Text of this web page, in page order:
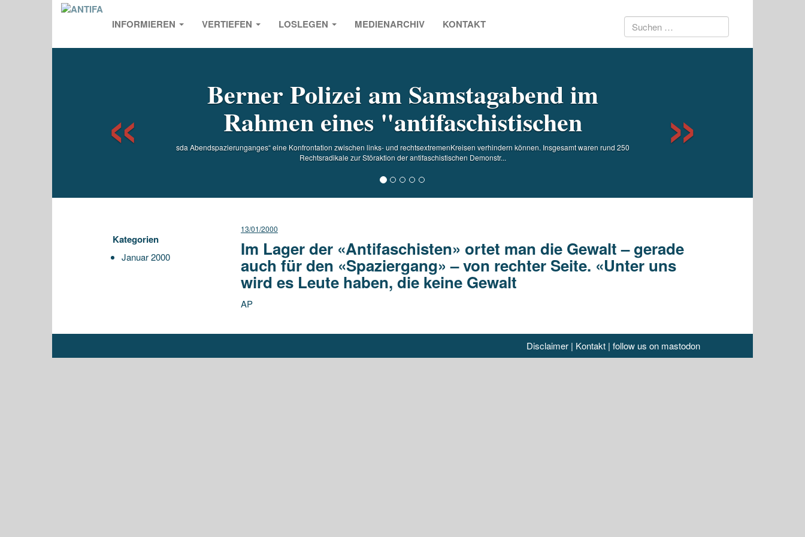
INFORMIEREN VERTIEFEN LOSLEGEN MEDIENARCHIV KONTAKT Suchen
Berner Polizei am Samstagabend im
Rahmen eines "antifaschistischen
sda Abendspazierunganges“ eine Konfrontation zwischen links- und rechtsextremenKreisen verhindern können. Insgesamt waren rund 250
Rechtsradikale zur Störaktion der antifaschistischen Demonstr...
Previous
Kategorien
Januar 2000
13/01/2000
Im Lager der «Antifaschisten» ortet man die Gewalt – gerade
auch für den «Spaziergang» – von rechter Seite. «Unter uns
wird es Leute haben, die keine Gewalt
AP
Disclaimer| Kontakt| follow us on mastodon